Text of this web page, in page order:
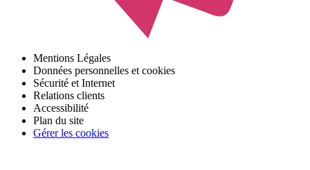
Mentions Légales
Données personnelles et cookies
Sécurité et Internet
Relations clients
Accessibilité
Plan du site
Gérer les cookies